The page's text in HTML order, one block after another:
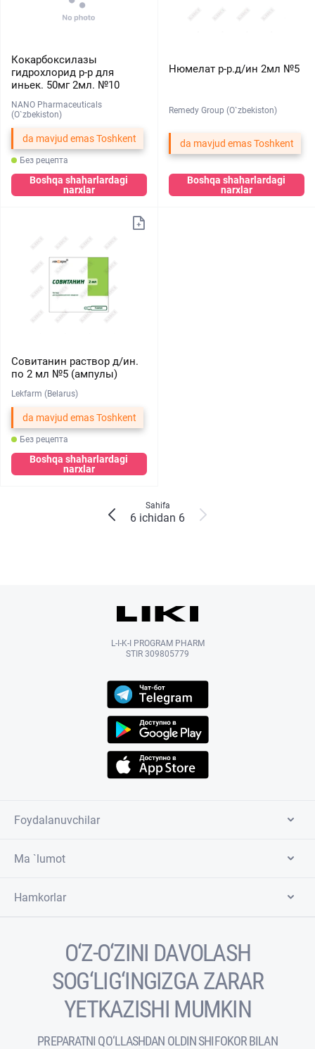
Кокарбоксилазы
гидрохлорид р-р для
иньек. 50мг 2мл. №10
NANO Pharmaceuticals
(O`zbekiston)
da mavjud emas Toshkent
Без рецепта
Boshqa shaharlardagi
narxlar
Нюмелат р-р.д/ин 2мл №5
Remedy Group (O`zbekiston)
da mavjud emas Toshkent
Boshqa shaharlardagi
narxlar
Совитанин раствор д/ин.
по 2 мл №5 (ампулы)
Lekfarm (Belarus)
da mavjud emas Toshkent
Без рецепта
Boshqa shaharlardagi
narxlar
Sahifa
6 ichidan 6
L-I-K-I PROGRAM PHARM
STIR 309805779
Foydalanuvchilar
Ma `lumot
Hamkorlar
O‘Z-O‘ZINI DAVOLASH
SOG‘LIG‘INGIZGA ZARAR
YETKAZISHI MUMKIN
PREPARATNI QO‘LLASHDAN OLDIN SHIFOKOR BILAN